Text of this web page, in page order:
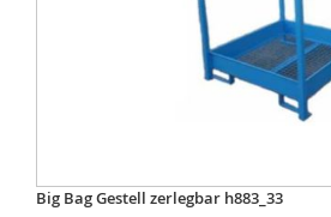
Big Bag Gestell zerlegbar h883_33